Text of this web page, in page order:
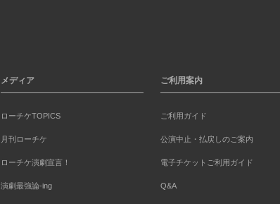
メディア
ローチケTOPICS
月刊ローチケ
ローチケ演劇宣言！
演劇最強論-ing
ご利用案内
ご利用ガイド
公演中止・払戻しのご案内
電子チケットご利用ガイド
Q&A